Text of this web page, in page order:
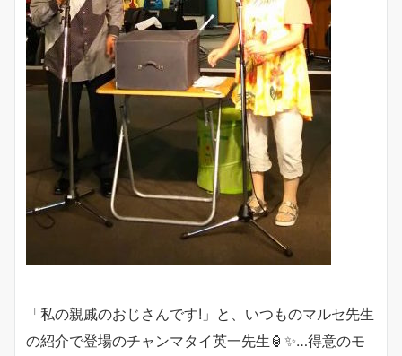
「私の親戚のおじさんです!」と、いつものマルセ先生
の紹介で登場のチャンマタイ英一先生🏮✨…得意のモ